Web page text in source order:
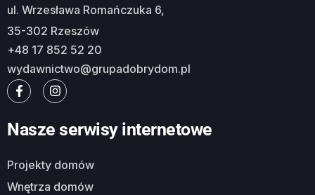
ul. Wrzesława Romańczuka 6,
35-302 Rzeszów
+48 17 852 52 20
wydawnictwo@grupadobrydom.pl
Nasze serwisy internetowe
Projekty domów
Wnętrza domów